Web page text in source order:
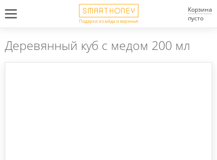
Подарки из мёда и варенья
Корзина
пусто
Деревянный куб с медом 200 мл